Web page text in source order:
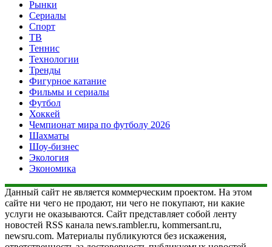
Рынки
Сериалы
Спорт
ТВ
Теннис
Технологии
Тренды
Фигурное катание
Фильмы и сериалы
Футбол
Хоккей
Чемпионат мира по футболу 2026
Шахматы
Шоу-бизнес
Экология
Экономика
Данный сайт не является коммерческим проектом. На этом
сайте ни чего не продают, ни чего не покупают, ни какие
услуги не оказываются. Сайт представляет собой ленту
новостей RSS канала news.rambler.ru, kommersant.ru,
newsru.com. Материалы публикуются без искажения,